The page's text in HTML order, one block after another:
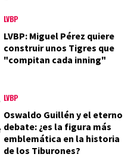
LVBP
LVBP: Miguel Pérez quiere
construir unos Tigres que
"compitan cada inning"
LVBP
Oswaldo Guillén y el eterno
debate: ¿es la figura más
emblemática en la historia
de los Tiburones?